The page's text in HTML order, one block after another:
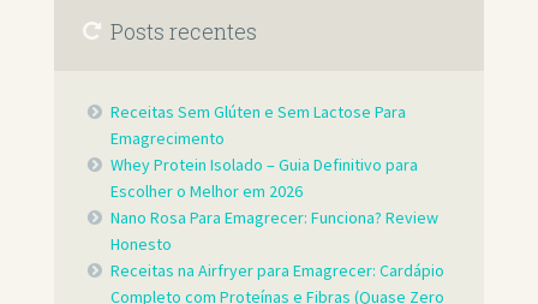
Posts recentes
Receitas Sem Glúten e Sem Lactose Para
Emagrecimento
Whey Protein Isolado – Guia Definitivo para
Escolher o Melhor em 2026
Nano Rosa Para Emagrecer: Funciona? Review
Honesto
Receitas na Airfryer para Emagrecer: Cardápio
Completo com Proteínas e Fibras (Quase Zero